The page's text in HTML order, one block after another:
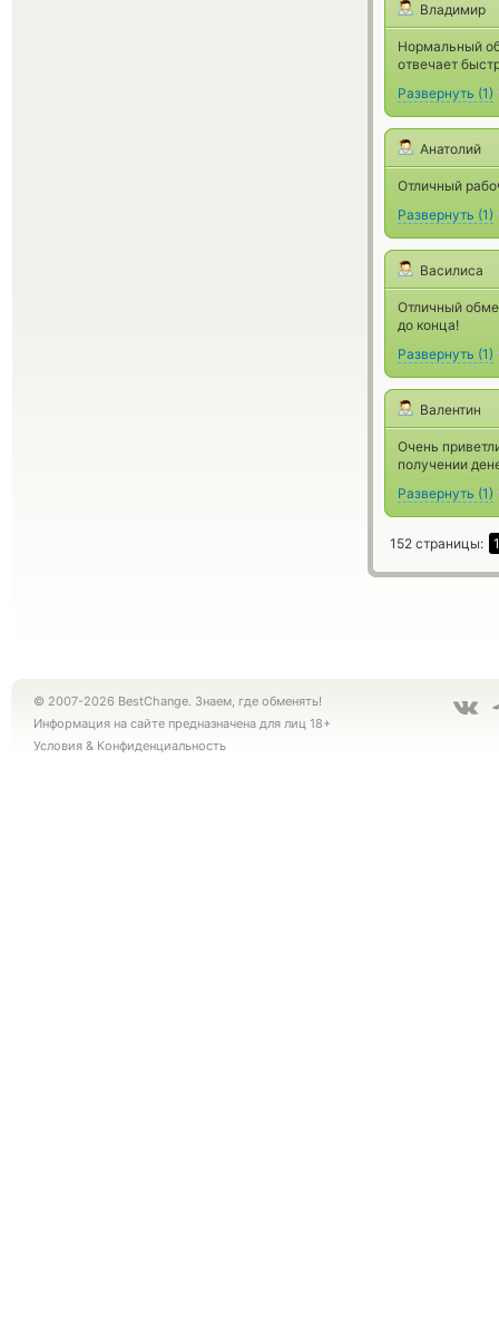
Владимир
Нормальный
отвечает
Развернуть (1)
Анатолий
Отличный
Развернуть (1)
Василиса
Отличный
до конца!
Развернуть (1)
Валентин
Очень
получении
Развернуть (1)
152 страницы:
© 2007-2026 BestChange. Знаем, где обменять!
Информация на сайте предназначена для лиц 18+
Условия & Конфиденциальность